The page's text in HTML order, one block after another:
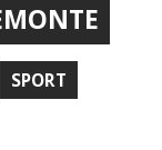
SPORT